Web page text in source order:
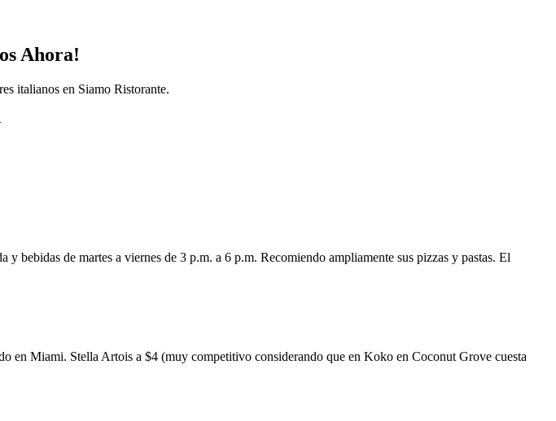
Ahora!
italianos en Siamo Ristorante.
de martes a viernes de 3 p.m. a 6 p.m. Recomiendo ampliamente sus pizzas y pastas. El
en Miami. Stella Artois a $4 (muy competitivo considerando que en Koko en Coconut Grove cuesta